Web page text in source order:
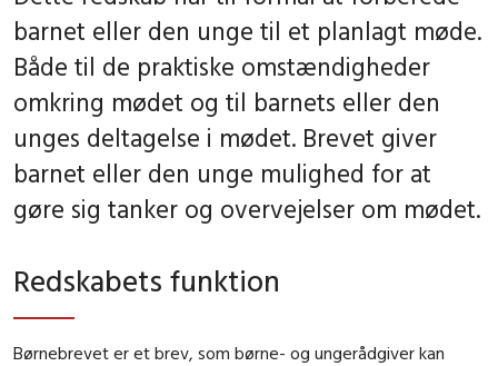
barnet eller den unge til et planlagt møde.
Både til de praktiske omstændigheder
omkring mødet og til barnets eller den
unges deltagelse i mødet. Brevet giver
barnet eller den unge mulighed for at
gøre sig tanker og overvejelser om mødet.
Redskabets funktion
Børnebrevet er et brev, som børne- og ungerådgiver kan